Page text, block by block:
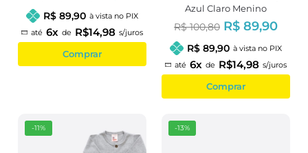
R$ 89,90 à vista no PIX
até 6x de R$14,98 s/juros
Comprar
Azul Claro Menino
R$ 100,80 R$ 89,90
R$ 89,90 à vista no PIX
até 6x de R$14,98 s/juros
Comprar
-11% -13%